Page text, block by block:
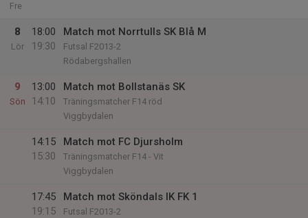
Fre
8
Lör
18:00
19:30
Match mot Norrtulls SK Blå M
Futsal F2013-2
Rödabergshallen
9
Sön
13:00
14:10
Match mot Bollstanäs SK
Träningsmatcher F14 röd
Viggbydalen
14:15
15:30
Match mot FC Djursholm
Träningsmatcher F14 - Vit
Viggbydalen
17:45
19:15
Match mot Sköndals IK FK 1
Futsal F2013-2